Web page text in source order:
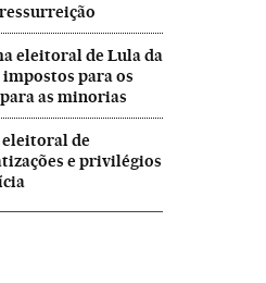
eleitoral de Lula da
para os
as minorias
de
e privilégios